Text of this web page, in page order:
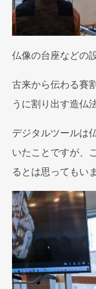
仏像の台座などの
古来から伝わる賽
うに割り出す造仏
デジタルツールは
いたことですが、
るとは思ってもい